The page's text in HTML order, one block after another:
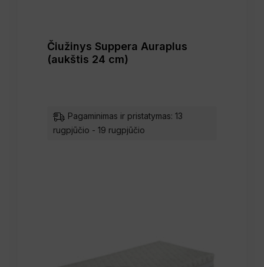
Čiužinys Suppera Auraplus
(aukštis 24 cm)
Pagaminimas ir pristatymas: 13
rugpjūčio - 19 rugpjūčio